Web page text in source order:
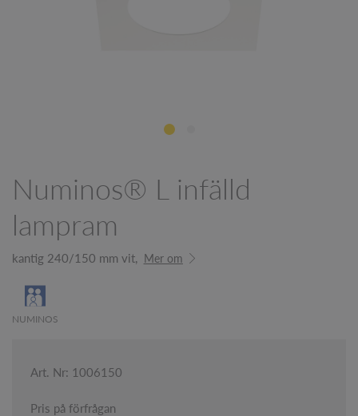
Numinos® L infälld
lampram
kantig 240/150 mm vit, Mer om
NUMINOS
Art. Nr: 1006150
Pris på förfrågan